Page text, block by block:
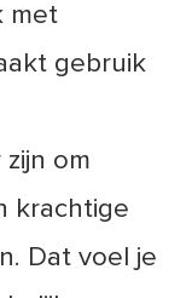
met
gebruik
om
krachtige
Dat voel je